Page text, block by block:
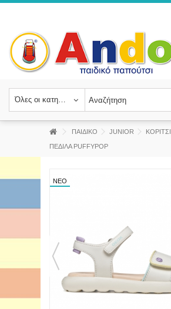
Όλες οι κατηγορίες
ΠΑΙΔΙΚΟ JUNIOR ΚΟΡΙΤΣΙ
ΠΕΔΙΛΑ PUFFYPOP
ΝΈΟ